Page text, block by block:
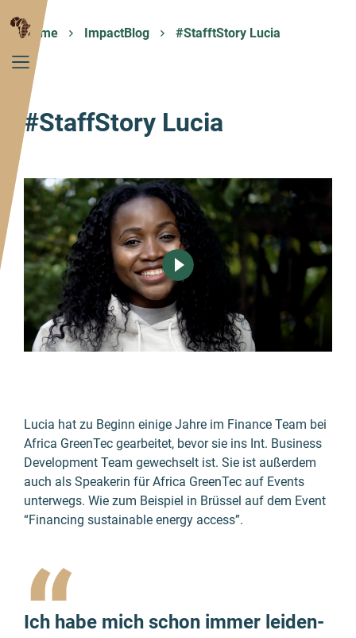
Home ImpactBlog #StafftStory Lucia
#StaffStory Lucia
Lucia hat zu Beginn einige Jahre im Finance Team bei
Africa GreenTec gearbeitet, bevor sie ins Int. Business
Development Team gewechselt ist. Sie ist außerdem
auch als Speakerin für Africa GreenTec auf Events
unterwegs. Wie zum Beispiel in Brüssel auf dem Event
“Financing sustainable energy access”.
Ich habe mich schon immer leiden­